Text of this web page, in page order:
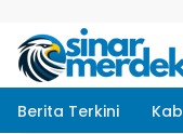
Berita Terkini